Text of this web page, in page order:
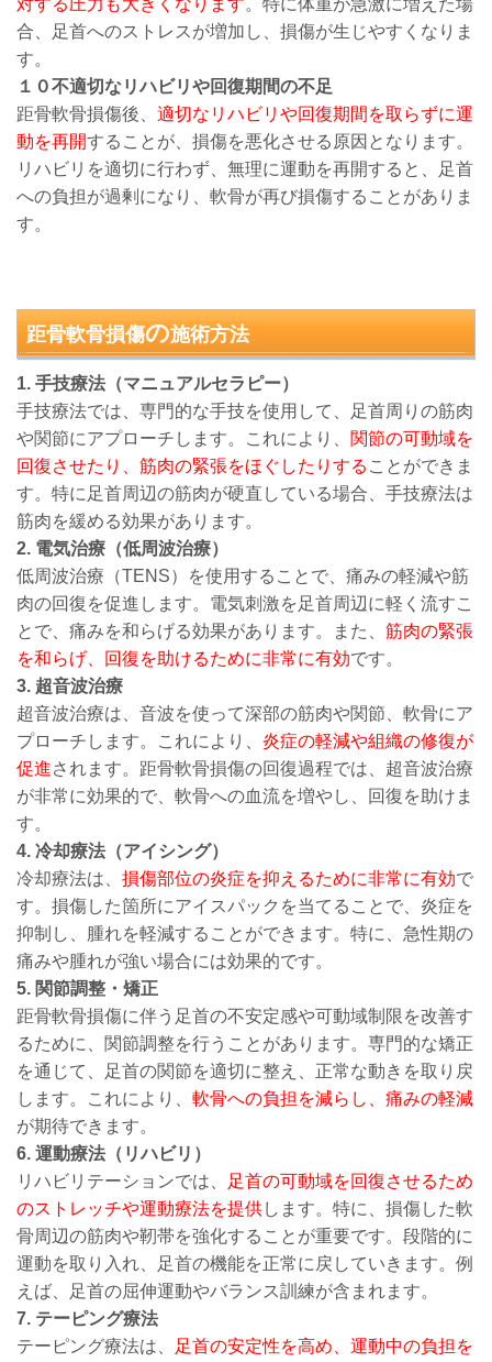
対する圧力も大きくなります。特に体重が急激に増えた場
合、足首へのストレスが増加し、損傷が生じやすくなりま
す。
１０不適切なリハビリや回復期間の不足
距骨軟骨損傷後、 適切なリハビリや回復期間を取らずに運
動を再開することが、損傷を悪化させる原因となります。
リハビリを適切に行わず、無理に運動を再開すると、足首
への負担が過剰になり、軟骨が再び損傷することがありま
す。
距骨軟骨損傷の施術方法
1. 手技療法（マニュアルセラピー）
手技療法では、専門的な手技を使用して、足首周りの筋肉
や関節にアプローチします。これにより、 関節の可動域を
回復させたり、筋肉の緊張をほぐしたりする ことができま
す。特に足首周辺の筋肉が硬直している場合、手技療法は
筋肉を緩める効果があります。
2. 電気治療（低周波治療）
低周波治療（TENS）を使用することで、痛みの軽減や筋
肉の回復を促進します。電気刺激を足首周辺に軽く流すこ
とで、痛みを和らげる効果があります。また、 筋肉の緊張
を和らげ、回復を助けるために非常に有効です。
3. 超音波治療
超音波治療は、音波を使って深部の筋肉や関節、軟骨にア
プローチします。これにより、 炎症の軽減や組織の修復が
促進されます。距骨軟骨損傷の回復過程では、超音波治療
が非常に効果的で、軟骨への血流を増やし、回復を助けま
す。
4. 冷却療法（アイシング）
冷却療法は、 損傷部位の炎症を抑えるために非常に有効で
す。損傷した箇所にアイスパックを当てることで、炎症を
抑制し、腫れを軽減することができます。特に、急性期の
痛みや腫れが強い場合には効果的です。
5. 関節調整・矯正
距骨軟骨損傷に伴う足首の不安定感や可動域制限を改善す
るために、関節調整を行うことがあります。専門的な矯正
を通じて、足首の関節を適切に整え、正常な動きを取り戻
します。これにより、 軟骨への負担を減らし、痛みの軽減
が期待できます。
6. 運動療法（リハビリ）
リハビリテーションでは、
足首の可動域を回復させるため
のストレッチや運動療法を提供します。特に、損傷した軟
骨周辺の筋肉や靭帯を強化することが重要です。段階的に
運動を取り入れ、足首の機能を正常に戻していきます。例
えば、足首の屈伸運動やバランス訓練が含まれます。
7. テーピング療法
テーピング療法は、
足首の安定性を高め、運動中の負担を